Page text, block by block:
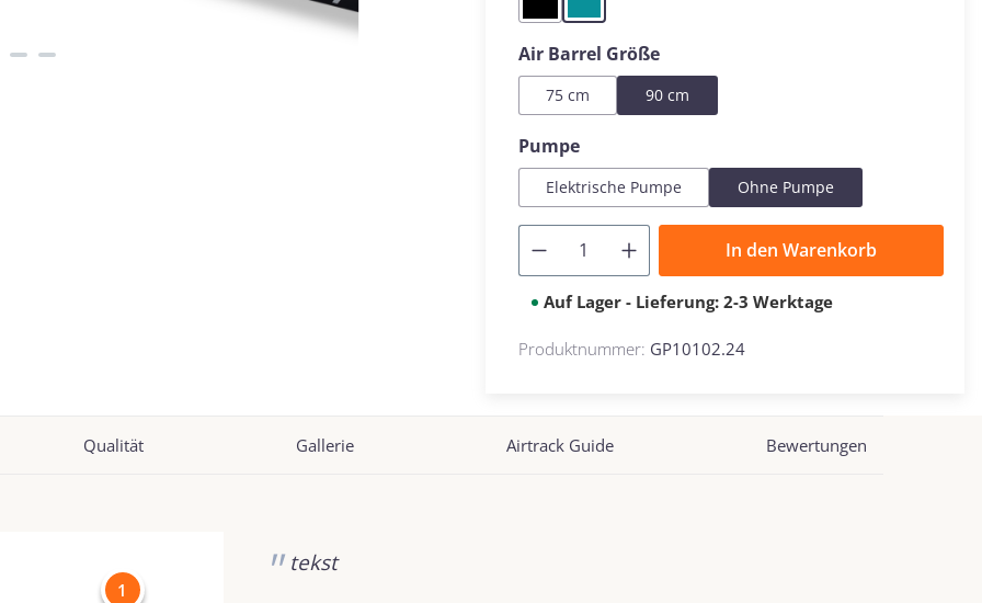
Black Mint
Air Barrel Größeauswählen
75 cm 90 cm
Pumpeauswählen
Elektrische Pumpe Ohne Pumpe
In den Warenkorb
Auf Lager - Lieferung: 2-3 Werktage
Produktnummer: GP10102.24
Qualität Gallerie Airtrack Guide Bewertungen
1
tekst